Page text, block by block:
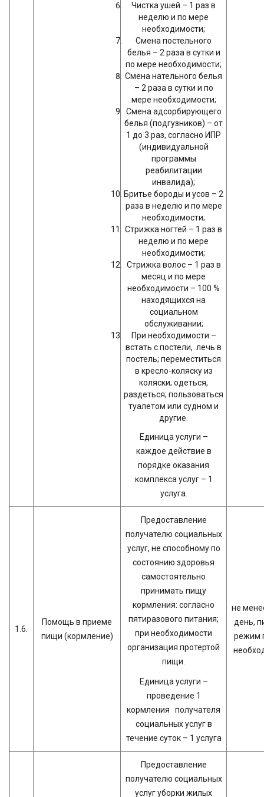
Чистка ушей – 1 раз в
неделю и по мере
необходимости;
Смена постельного
белья – 2 раза в сутки и
по мере необходимости;
Смена нательного белья
– 2 раза в сутки и по
мере необходимости;
Смена адсорбирующего
белья (подгузников) – от
1 до 3 раз, согласно ИПР
(индивидуальной
программы
реабилитации
инвалида);
Бритье бороды и усов – 2
раза в неделю и по мере
необходимости;
Стрижка ногтей – 1 раз в
неделю и по мере
необходимости;
Стрижка волос – 1 раз в
месяц и по мере
необходимости – 100 %
находящихся на
социальном
обслуживании;
При необходимости –
встать с постели, лечь в
постель; переместиться
в кресло-коляску из
коляски; одеться,
раздеться; пользоваться
туалетом или судном и
другие.
Единица услуги –
каждое действие в
порядке оказания
комплекса услуг – 1
услуга.
1.6.
Помощь в приеме
пищи (кормление)
Предоставление
получателю социальных
услуг, не способному по
состоянию здоровья
самостоятельно
принимать пищу
кормления: согласно
пятиразового питания;
при необходимости
организация протертой
пищи.
Единица услуги –
проведение 1
кормления получателя
социальных услуг в
течение суток – 1 услуга
не
день,
режим
Предоставление
получателю социальных
услуг уборки жилых